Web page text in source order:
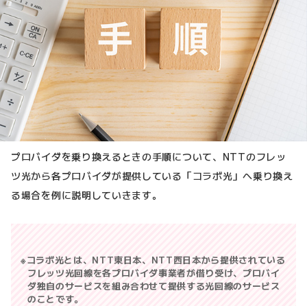
プロバイダを乗り換えるときの手順について、NTTのフレッ
ツ光から各プロバイダが提供している「コラボ光」へ乗り換え
る場合を例に説明していきます。
コラボ光とは、NTT東日本、NTT西日本から提供されている
フレッツ光回線を各プロバイダ事業者が借り受け、プロバイ
ダ独自のサービスを組み合わせて提供する光回線のサービス
のことです。